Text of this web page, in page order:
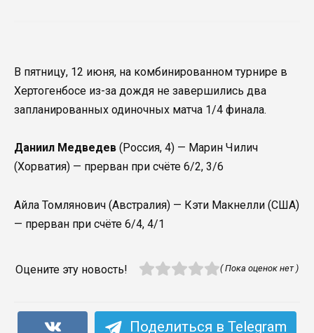
В пятницу, 12 июня, на комбинированном турнире в
Хертогенбосе из-за дождя не завершились два
запланированных одиночных матча 1/4 финала.
Даниил Медведев (Россия, 4) — Марин Чилич
(Хорватия) — прерван при счёте 6/2, 3/6
Айла Томлянович (Австралия) — Кэти Макнелли (США)
— прерван при счёте 6/4, 4/1
Оцените эту новость! ( Пока оценок нет )
Поделиться в Telegram